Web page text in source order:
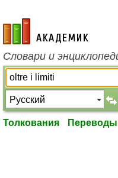
academic.ru
Словари и
Толкования Переводы